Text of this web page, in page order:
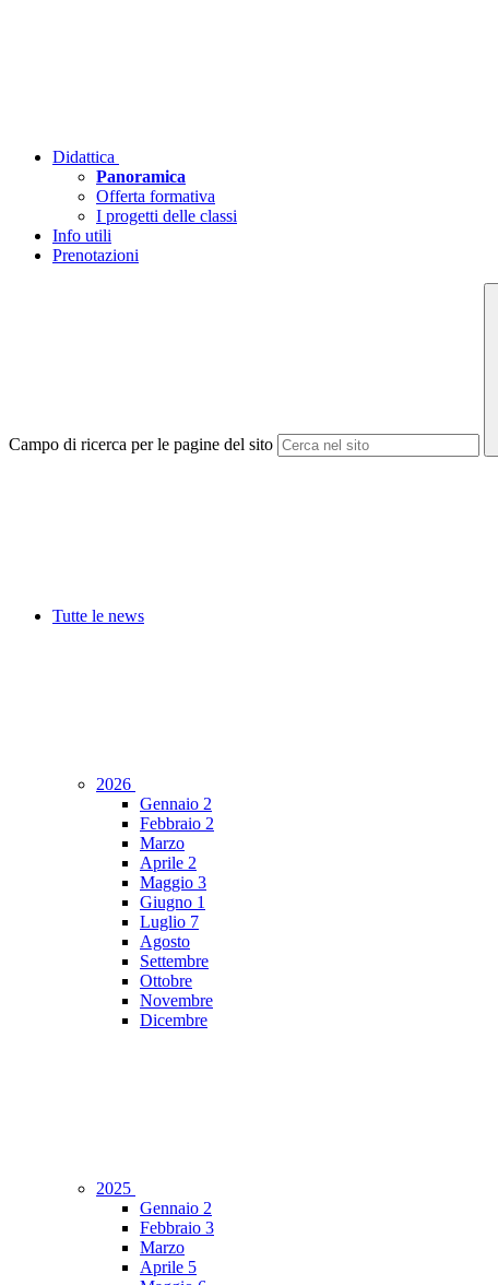
Didattica
Panoramica
Offerta formativa
I progetti delle classi
Info utili
Prenotazioni
Campo di ricerca per le pagine del sito
Tutte le news
2026
Gennaio 2
Febbraio 2
Marzo
Aprile 2
Maggio 3
Giugno 1
Luglio 7
Agosto
Settembre
Ottobre
Novembre
Dicembre
2025
Gennaio 2
Febbraio 3
Marzo
Aprile 5